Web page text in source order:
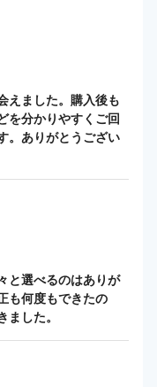
えました。購入後も
を分かりやすくご回
。ありがとうござい
と選べるのはありが
も何度もできたの
した。